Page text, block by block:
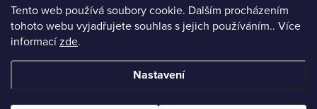
Tento web používá soubory cookie. Dalším procházením
tohoto webu vyjadřujete souhlas s jejich používáním.. Více
informacízde.
Nastavení
Nákupní košík